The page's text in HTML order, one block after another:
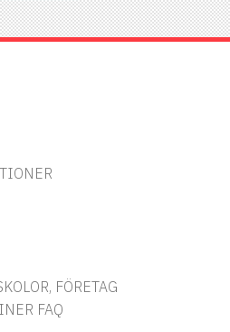
FÖRETAG
FAQ